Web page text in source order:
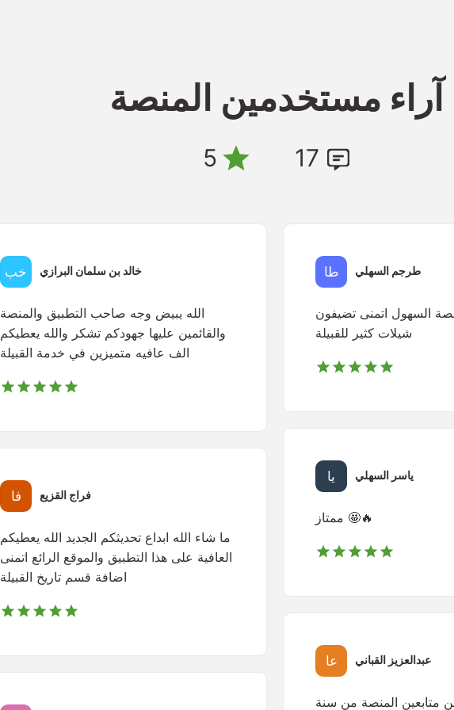
آراء مستخدمين المنصة
5 17
خالد بن سلمان البرازي
الله يبيض وجه صاحب التطبيق والمنصة
والقائمين عليها جهودكم تشكر والله يعطيكم
الف عافيه متميزين في خدمة القبيلة
فراج القزيع
ما شاء الله ابداع تحديثكم الجديد الله يعطيكم
العافية على هذا التطبيق والموقع الرائع اتمنى
اضافة قسم تاريخ القبيلة
طرجم السهلي
السهول اتمنى تضيفون
شيلات كثير للقبيلة
ياسر السهلي
ممتاز 🤩🔥
عبدالعزيز القباني
متابعين المنصة من سنة